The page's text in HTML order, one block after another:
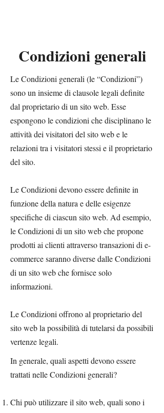
Condizioni generali
Le Condizioni generali (le “Condizioni”)
sono un insieme di clausole legali definite
dal proprietario di un sito web. Esse
espongono le condizioni che disciplinano le
attività dei visitatori del sito web e le
relazioni tra i visitatori stessi e il proprietario
del sito.
Le Condizioni devono essere definite in
funzione della natura e delle esigenze
specifiche di ciascun sito web. Ad esempio,
le Condizioni di un sito web che propone
prodotti ai clienti attraverso transazioni di e-
commerce saranno diverse dalle Condizioni
di un sito web che fornisce solo
informazioni.
Le Condizioni offrono al proprietario del
sito web la possibilità di tutelarsi da possibili
vertenze legali.
In generale, quali aspetti devono essere
trattati nelle Condizioni generali?
Chi può utilizzare il sito web, quali sono i